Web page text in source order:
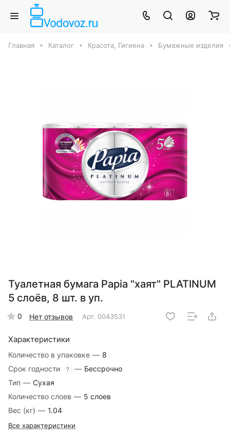
Главная Каталог Красота, Гигиена Бумажные изделия
Туалетная бумага Papia "хаят" PLATINUM
5 слоёв, 8 шт. в уп.
0 Нет отзывов Арт. 0043531
Характеристики
Количество в упаковке — 8
Срок годности
? — Бессрочно
Тип — Сухая
Количество слоев — 5 слоев
Вес (кг) — 1.04
Все характеристики